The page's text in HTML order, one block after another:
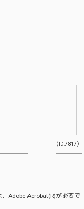
（ID:7817）
、Adobe Acrobat(R)が必要で